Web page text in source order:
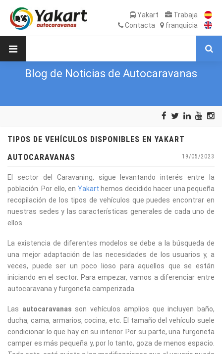
Yakart
Trabaja
Contacta
franquicia
Blog de Noticias de Autocaravanas
TIPOS DE VEHÍCULOS DISPONIBLES EN YAKART
AUTOCARAVANAS
19/05/2023
El sector del Caravaning, sigue levantando interés entre la
población. Por ello, en Yakart hemos decidido hacer una pequeña
recopilación de los tipos de vehículos que puedes encontrar en
nuestras sedes y las características generales de cada uno de
ellos.
La existencia de diferentes modelos se debe a la búsqueda de
una mejor adaptación de las necesidades de los usuarios y, a
veces, puede ser un poco lioso para aquellos que se están
iniciando en el sector. Para empezar, vamos a diferenciar entre
autocaravana y furgoneta camperizada.
Las autocaravanas son vehículos amplios que incluyen baño,
ducha, cama, armarios, cocina, etc. El tamaño del vehículo suele
condicionar lo que hay en su interior. Por su parte, una furgoneta
camper es más pequeña y, por lo tanto, goza de menos espacio.